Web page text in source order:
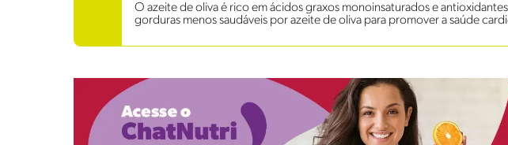
O azeite de oliva é rico em ácidos graxos monoinsaturados e
gorduras menos saudáveis por azeite de oliva para promover a saúde